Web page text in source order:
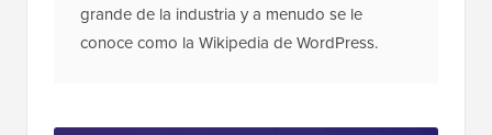
grande de la industria y a menudo se le
conoce como la Wikipedia de WordPress.